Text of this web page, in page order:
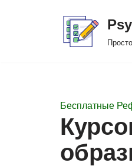
Бесплатные